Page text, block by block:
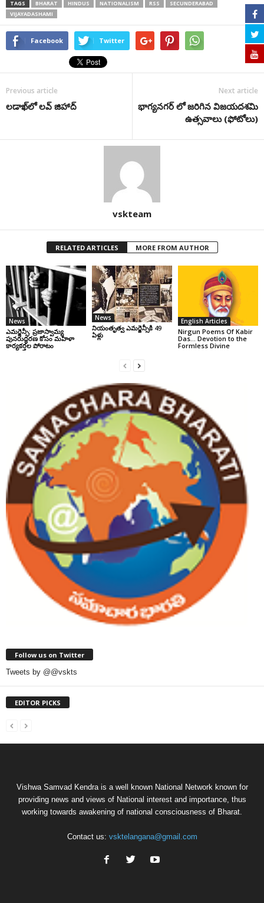
TAGS BHARAT HINDUS NATIONALISM RSS
SECUNDERABAD
VIJAYADASHAMI
Facebook Twitter
Previous article
లడాఖ్‌లో లవ్‌ జిహాద్‌
Next article
భాగ్యనగర్ లో జరిగిన విజయదశమి
ఉత్సవాలు (ఫోటోలు)
vskteam
RELATED ARTICLES MORE FROM AUTHOR
News
ఎమర్జెన్సీ: ప్రజాస్వామ్య
పునరుద్ధరణ కోసం మహిళా
కార్యకర్తల పోరాటం
News
నియంతృత్వ ఎమర్జెన్సీకి 49
ఏళ్లు
English Articles
Nirgun Poems Of Kabir
Das… Devotion to the
Formless Divine
Follow us on Twitter
Tweets by @@vskts
EDITOR PICKS
Vishwa Samvad Kendra is a well known National Network known for
providing news and views of National interest and importance, thus
working towards awakening of national consciousness of Bharat.
Contact us: vsktelangana@gmail.com